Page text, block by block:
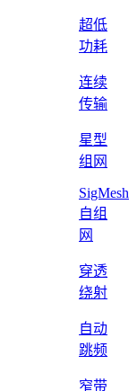
超低
功耗
连续
传输
星型
组网
SigMesh
自组
网
穿透
绕射
自动
跳频
窄带